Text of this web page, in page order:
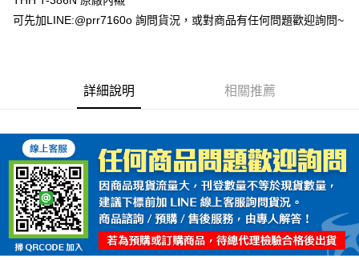
每筆NT$60，滿NT$1,000(含以上)免運費
7-11取貨付款(安全帽一頂以上請選宅配)
每筆NT$60，滿NT$1,000(含以上)免運費
宅配
每筆NT$100，滿NT$1,000(含以上)免運費
可先加LINE:@prr7160o 詢問貨況，或對商品有任何問題歡迎詢問~
詳細說明 相關推薦